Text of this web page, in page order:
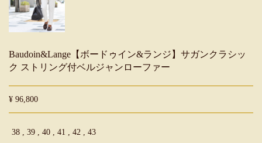
Baudoin&Lange【ボードゥイン&ランジ】サガンクラシッ
ク ストリング付ベルジャンローファー
¥ 96,800
38 , 39 , 40 , 41 , 42 , 43